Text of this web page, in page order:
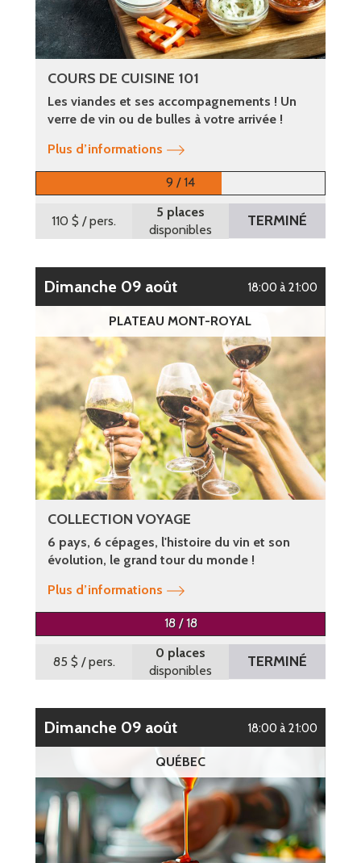
COURS DE CUISINE 101
Les viandes et ses accompagnements ! Un
verre de vin ou de bulles à votre arrivée !
Plus d’informations
9 / 14
110 $ / pers.
5 places
disponibles
TERMINÉ
dimanche 09 août 18:00 à 21:00
PLATEAU MONT-ROYAL
COLLECTION VOYAGE
6 pays, 6 cépages, l'histoire du vin et son
évolution, le grand tour du monde !
Plus d’informations
18 / 18
85 $ / pers.
0 places
disponibles
TERMINÉ
dimanche 09 août 18:00 à 21:00
QUÉBEC